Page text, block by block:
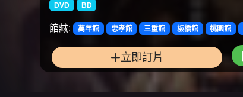
DVD BD
館藏: 萬年館 忠孝館 三重館 板橋館 桃園館
立即訂片